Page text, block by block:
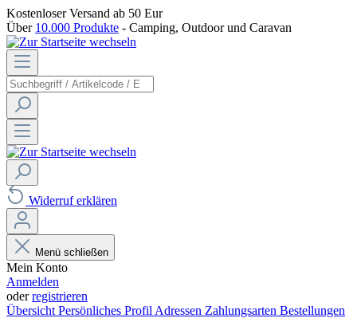
Kostenloser Versand ab 50 Eur
Über 10.000 Produkte - Camping, Outdoor und Caravan
Widerruf erklären
Menü schließen
Mein Konto
Anmelden
oderregistrieren
Übersicht Persönliches Profil Adressen Zahlungsarten Bestellungen